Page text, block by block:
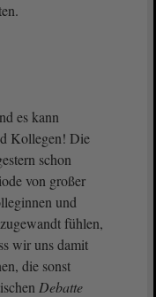
es kann
Kollegen! Die
schon
von großer
und
fühlen,
wir uns damit
die sonst
Debatte